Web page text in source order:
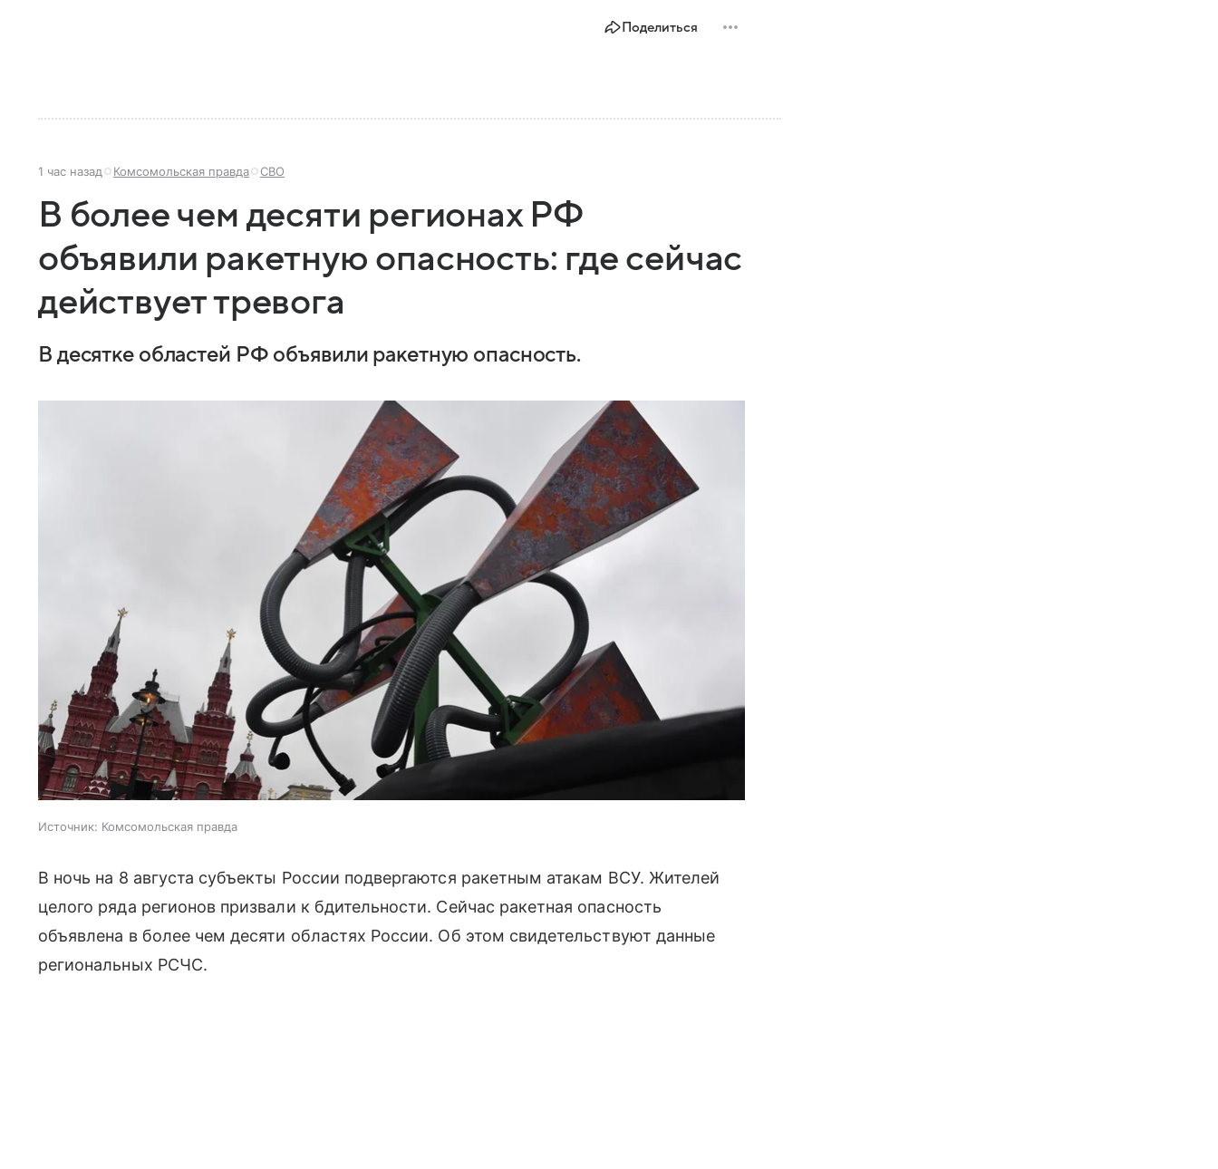
Поделиться
1 час назад Комсомольская правда СВО
В более чем десяти регионах РФ
объявили ракетную опасность: где сейчас
действует тревога
В десятке областей РФ объявили ракетную опасность.
Источник: Комсомольская правда
В ночь на 8 августа субъекты России подвергаются ракетным атакам ВСУ. Жителей
целого ряда регионов призвали к бдительности. Сейчас ракетная опасность
объявлена в более чем десяти областях России. Об этом свидетельствуют данные
региональных РСЧС.